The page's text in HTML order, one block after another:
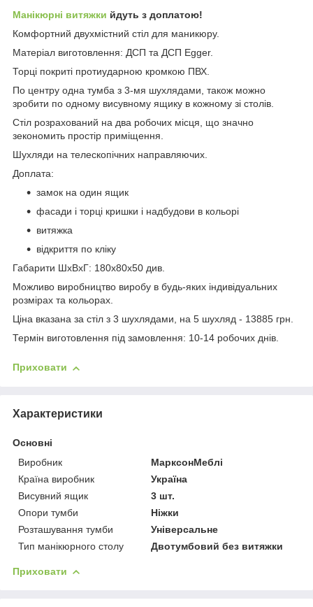
Манікюрні витяжки йдуть з доплатою!
Комфортний двухмістний стіл для маникюру.
Матеріал виготовлення: ДСП та ДСП Egger.
Торці покриті протиударною кромкою ПВХ.
По центру одна тумба з 3-мя шухлядами, також можно
зробити по одному висувному ящику в кожному зі столів.
Стіл розрахований на два робочих місця, що значно
зекономить простір приміщення.
Шухляди на телескопічних направляючих.
Доплата:
замок на один ящик
фасади і торці кришки і надбудови в кольорі
витяжка
відкриття по кліку
Габарити ШхВхГ: 180х80х50 див.
Можливо виробництво виробу в будь-яких індивідуальних
розмірах та кольорах.
Ціна вказана за стіл з 3 шухлядами, на 5 шухляд - 13885 грн.
Термін виготовлення під замовлення: 10-14 робочих днів.
Приховати
Характеристики
Основні
Виробник
МарксонМеблі
Країна виробник
Україна
Висувний ящик
3 шт.
Опори тумби
Ніжки
Розташування тумби
Універсальне
Тип манікюрного столу
Двотумбовий без витяжки
Приховати